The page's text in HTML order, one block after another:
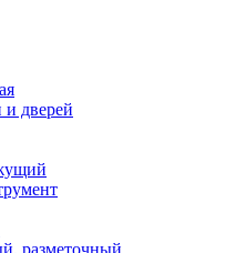
и дверей
разметочный